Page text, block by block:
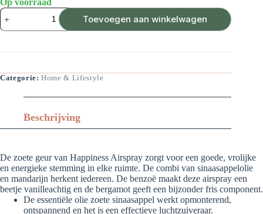
Chi
Happiness
Toevoegen aan winkelwagen
Categorie:Home & Lifestyle
Beschrijving
De zoete geur van Happiness Airspray zorgt voor een goede, vrolijke
en energieke stemming in elke ruimte. De combi van sinaasappelolie
en mandarijn herkent iedereen. De benzoë maakt deze airspray een
beetje vanilleachtig en de bergamot geeft een bijzonder fris component.
De essentiële olie zoete sinaasappel werkt opmonterend,
ontspannend en het is een effectieve luchtzuiveraar.